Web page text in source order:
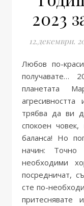
2023
12.декември.
Любов по-красива, от най-красивия сън Какво
получавате…
планетата
трябва да ви
спокоен
баланса! Но
начин: Точно
необходими
посредничат,
сте по-